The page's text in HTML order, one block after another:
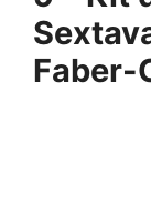
Faber-